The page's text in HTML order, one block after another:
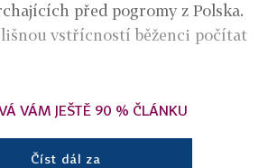
před pogromy z Polska.
vstřícností běženci počítat
VÁM JEŠTĚ 90 % ČLÁNKU
Číst dál za